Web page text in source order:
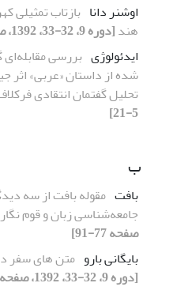
اوشنر دانا بازتاب تمثیلی
هند[دوره 9، 32-33، 1392، صفحه 51-57]
ایدئولوژی بررسی
شده از داستان «عربی»
تحلیل گفتمان انتقادی
5-21]
ب
بافت مقوله‌ بافت از سه
جامعه‌شناسی زبان و قوم
صفحه 77-91]
بایگانی بارو متن های سفر
[دوره 9، 32-33، 1392، صفحه 59-87]